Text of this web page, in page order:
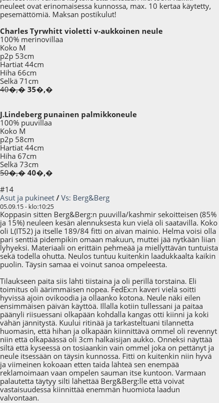
neuleet ovat erinomaisessa kunnossa, max. 10 kertaa käytetty,
pesemättömiä. Maksan postikulut!
Charles Tyrwhitt violetti v-aukkoinen neule
100% merinovillaa
Koko M
p2p 53cm
Hartiat 44cm
Hiha 66cm
Selkä 71cm
40�,� 35�,�
J.Lindeberg punainen palmikkoneule
100% puuvillaa
Koko M
p2p 58cm
Hartiat 44cm
Hiha 67cm
Selkä 73cm
50�,� 40�,�
#14
Asut ja pukineet / Vs: Berg&Berg
05.09.15 - klo:10:25
Koppasin sitten Berg&Berg:n puuvilla/kashmir sekoitteisen (85%
ja 15%) neuleen kesän alennuksesta kun vielä oli saatavilla. Koko
oli L(IT52) ja itselle 189/84 fitti on aivan mainio. Helma voisi olla
pari senttiä pidempikin omaan makuun, muttei jää nytkään liian
lyhyeksi. Materiaali on erittäin pehmeää ja miellyttävän tuntuista
sekä todella ohutta. Neulos tuntuu kuitenkin laadukkaalta kaikin
puolin. Täysin samaa ei voinut sanoa ompeleesta.
Tilaukseen paita siis lähti tiistaina ja oli perillä torstaina. Eli
toimitus oli äärimmäisen nopea. FedEx:n kaveri vielä soitti
hyvissä ajoin ovikoodia ja ollaanko kotona. Neule näki eilen
ensimmäisen päivän käyttöä. Illalla kotiin tullessani ja paitaa
päänyli riisuessani olkapään kohdalla kangas otti kiinni ja koki
vähän jännitystä. Kuului ritinää ja tarkasteltuani tilannetta
huomasin, että hihan ja olkapään kiinnittävä ommel oli revennyt
niin että olkapäässä oli 3cm halkaisijan aukko. Onneksi näyttää
siltä että kyseessä on tosiaankin vain ommel joka on pettänyt ja
neule itsessään on täysin kunnossa. Fitti on kuitenkin niin hyvä
ja viimeinen kokoaan etten taida lähteä sen enempää
reklamoimaan vaan ompelen sauman itse kuntoon. Varmaan
palautetta täytyy silti lähettää Berg&Berg:lle että voivat
vastaisuudessa kiinnittää enemmän huomiota laadun
valvontaan.